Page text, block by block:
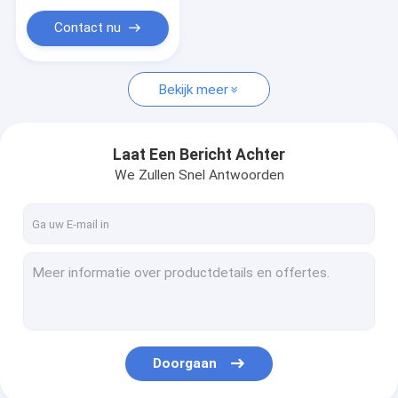
Peptide van het vissencollageen
Contact nu
Bekijk meer
Laat Een Bericht Achter
We Zullen Snel Antwoorden
Doorgaan